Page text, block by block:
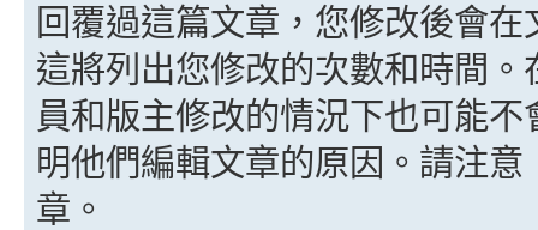
回覆過這篇文章，您修改後會
這將列出您修改的次數和時間
員和版主修改的情況下也可能
明他們編輯文章的原因。請注
章。